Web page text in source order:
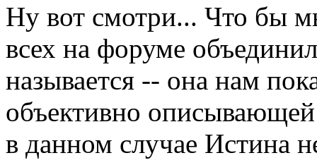
Ну вот смотри... Что бы
всех на форуме
называется -- она нам
объективно описывающей
в данном случае Истина